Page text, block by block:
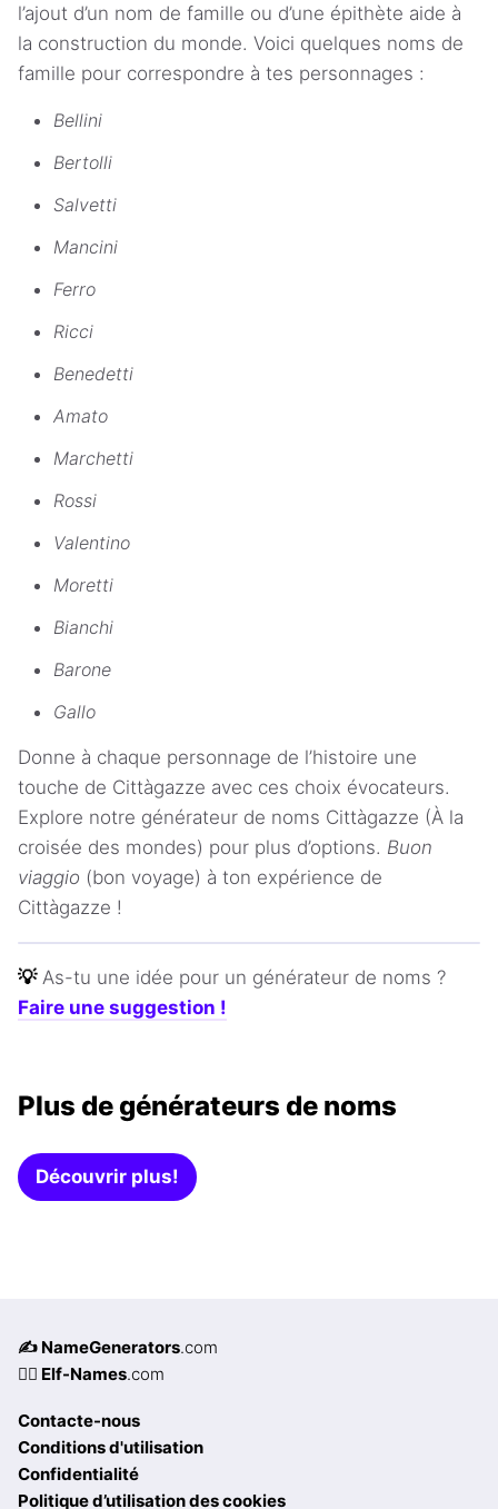
l’ajout d’un nom de famille ou d’une épithète aide à
la construction du monde. Voici quelques noms de
famille pour correspondre à tes personnages :
Bellini
Bertolli
Salvetti
Mancini
Ferro
Ricci
Benedetti
Amato
Marchetti
Rossi
Valentino
Moretti
Bianchi
Barone
Gallo
Donne à chaque personnage de l’histoire une
touche de Cittàgazze avec ces choix évocateurs.
Explore notre générateur de noms Cittàgazze (À la
croisée des mondes) pour plus d’options. Buon
viaggio (bon voyage) à ton expérience de
Cittàgazze !
💡 As-tu une idée pour un générateur de noms ?
Faire une suggestion !
Plus de générateurs de noms
Découvrir plus!
✍️ NameGenerators.com
🧝‍♀️ Elf-Names.com
Contacte-nous
Conditions d'utilisation
Confidentialité
Politique d’utilisation des cookies